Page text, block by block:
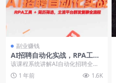
副业赚钱
AI招聘自动化实战，RPA工具
+简历筛选，主流平台群发复
该课程系统讲解AI自动化招聘全流
程，涵盖RPA工具使用、简历筛
选、自动群发/复聊...
1 年前 1.6K